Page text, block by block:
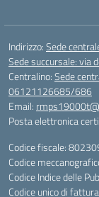
Indirizzo:Sede
Sede succursale: via
Centralino:Sede
06121126685/686
Email:
Posta elettronica
Codice fiscale:
Codice
Codice Indice delle
Codice unico di